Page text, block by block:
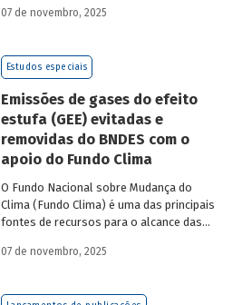
graves riscos de um modelo
e, consequentemente, buscado novas
Estudo especial do BNDES 61
onde vem ofunding
o BNDES aos seus pares.
07 de novembro, 2025
Estudos especiais
Emissões de gases do efeito
estufa (GEE) evitadas e
removidas do BNDES com o
apoio do Fundo Clima
O Fundo Nacional sobre Mudança do
Clima (Fundo Clima) é uma das principais
fontes de recursos para o alcance das
reduções ou remoções de carbono
são um de seus indicadores de efetividade
07 de novembro, 2025